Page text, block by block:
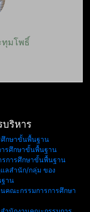
ทุมโพธิ์
บริหาร
ศึกษาขั้นพื้นฐาน
รศึกษาขั้นพื้นฐาน
การศึกษาขั้นพื้นฐาน
ลสำนัก/กลุ่ม ของ
าน
คณะกรรมการการศึกษา